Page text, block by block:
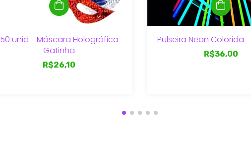
50 unid - Máscara Holográfica
Gatinha
R$26,10
Pulseira Neon Colorida -
R$36,00